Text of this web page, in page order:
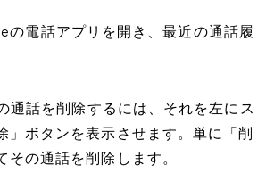
の電話アプリを開き、最近の通話履
通話を削除するには、それを左にス
」ボタンを表示させます。単に「削
その通話を削除します。